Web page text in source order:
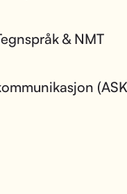
& NMT